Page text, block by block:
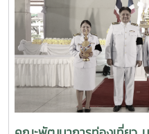
ตำบลสำราญราษฎร์ 4. ประเภ
รางวัล "ประกาศเกียรติคุณ"
ความสำเร็จครั้งนี้ไม่ได้สะท้
แสดงให้เห็นถึงผลสัมฤทธิ์ขอ
กระบวนการเรียนรู้ที่เหมาะ
Process) จากมหาวิทยาลัยสู่
นวัตกรรม และเทคโนโลยีที่เ
Technology) ซึ่งสอคล้องกั